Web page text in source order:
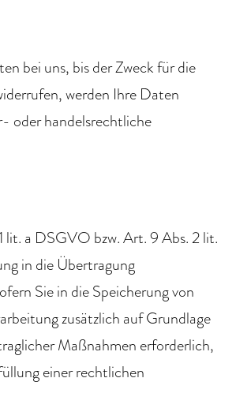
bei uns, bis der Zweck für die
werden Ihre Daten
oder handelsrechtliche
lit. a DSGVO bzw. Art. 9 Abs. 2 lit.
in die Übertragung
Sie in die Speicherung von
zusätzlich auf Grundlage
Maßnahmen erforderlich,
einer rechtlichen